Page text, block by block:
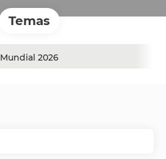
Temas
Mundial 2026